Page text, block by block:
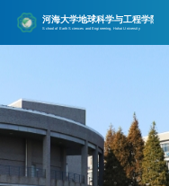
学院概况
师资队伍
人才培养